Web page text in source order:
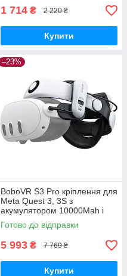
1 714 ₴ 2 220 ₴
Купити
–23%
BoboVR S3 Pro кріплення для
Meta Quest 3, 3S з
акумулятором 10000Mah і
кондиціонером
Готово до відправки
5 993 ₴ 7 769 ₴
Купити